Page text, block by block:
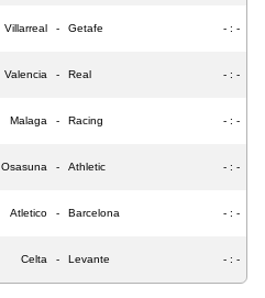
Villarreal - Getafe - : -
Valencia - Real - : -
Malaga - Racing - : -
Osasuna - Athletic - : -
Atletico - Barcelona - : -
Celta - Levante - : -